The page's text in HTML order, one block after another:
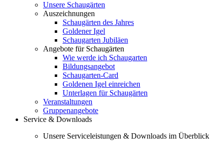
Unsere Schaugärten
Auszeichnungen
Schaugärten des Jahres
Goldener Igel
Schaugarten Jubiläen
Angebote für Schaugärten
Wie werde ich Schaugarten
Bildungsangebot
Schaugarten-Card
Goldenen Igel einreichen
Unterlagen für Schaugärten
Veranstaltungen
Gruppenangebote
Service & Downloads
Unsere Serviceleistungen & Downloads im Überblick